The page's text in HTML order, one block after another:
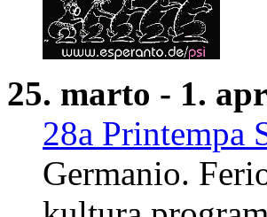
25. marto - 1.
28a Printempa
Germanio.